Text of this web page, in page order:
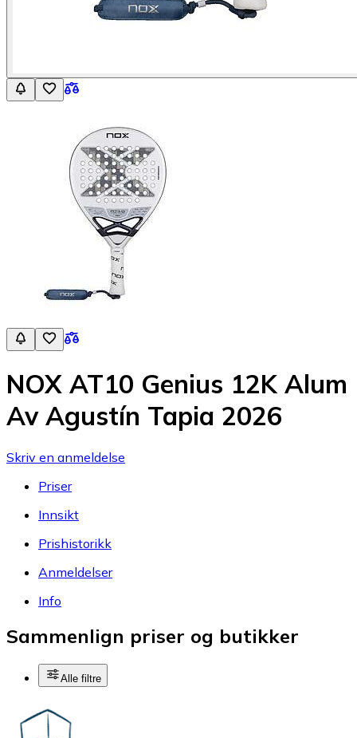
NOX AT10 Genius 12K Alum
Av Agustín Tapia 2026
Skriv en anmeldelse
Priser
Innsikt
Prishistorikk
Anmeldelser
Info
Sammenlign priser og butikker
Alle filtre